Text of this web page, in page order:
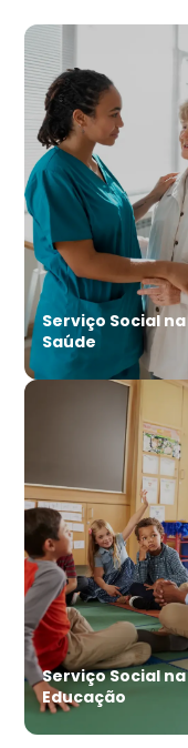
Serviço Social na
Saúde
Serviço Social na
Educação